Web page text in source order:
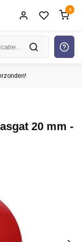
0
20 mm -